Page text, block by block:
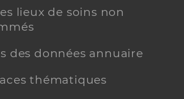
lieux de soins non
des données annuaire
thématiques